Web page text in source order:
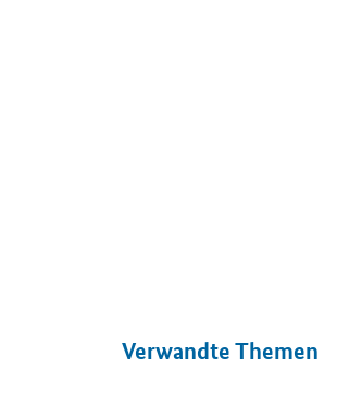
Verwandte Themen